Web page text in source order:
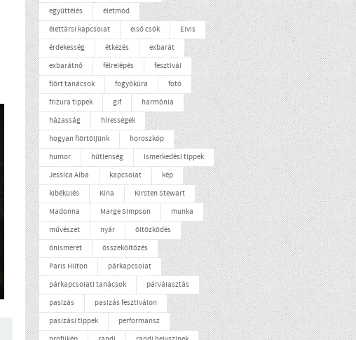
együttélés
életmód
élettársi kapcsolat
első csók
Elvis
érdekesség
étkezés
exbarát
exbarátnő
félrelépés
fesztivál
flört tanácsok
fogyókúra
fotó
frizura tippek
gif
harmónia
házasság
hírességek
hogyan flörtöljünk
horoszkóp
humor
hűtlenség
ismerkedési tippek
Jessica Alba
kapcsolat
kép
kibékülés
Kína
Kirsten Stewart
Madonna
Marge Simpson
munka
művészet
nyár
öltözködés
önismeret
összeköltözés
Paris Hilton
párkapcsolat
párkapcsolati tanácsok
párválasztás
pasizás
pasizás fesztiválon
pasizási tippek
performansz